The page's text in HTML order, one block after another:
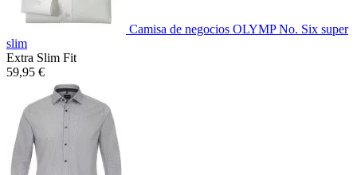
Camisa de negocios OLYMP No. Six super
slim
Extra Slim Fit
59,95 €